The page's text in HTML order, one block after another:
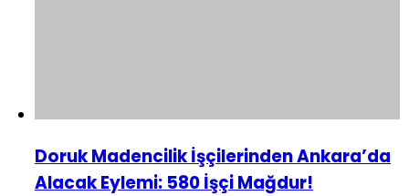
Doruk Madencilik İşçilerinden Ankara’da
Alacak Eylemi: 580 İşçi Mağdur!